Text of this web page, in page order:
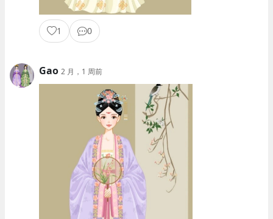
1 0
Gao 2 月，1 周前